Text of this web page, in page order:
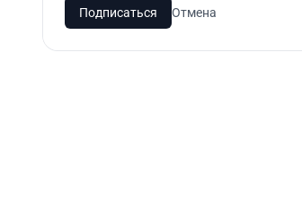
Подписаться Отмена